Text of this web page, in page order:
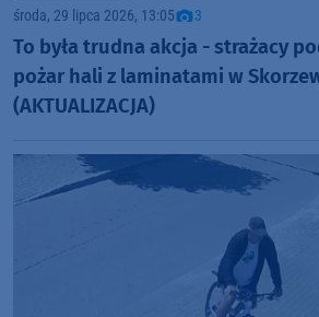
środa, 29 lipca 2026, 13:05 3
To była trudna akcja - strażacy
pożar hali z laminatami w
(AKTUALIZACJA)